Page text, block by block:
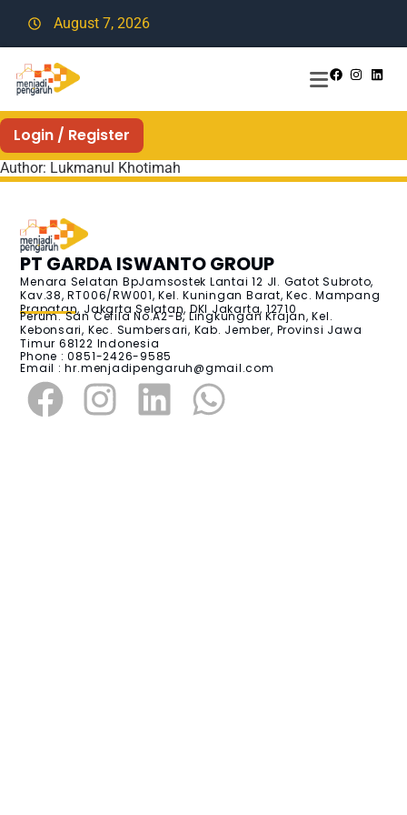
August 7, 2026
Login / Register
Author: Lukmanul Khotimah
PT GARDA ISWANTO GROUP
Menara Selatan BpJamsostek Lantai 12 Jl. Gatot Subroto,
Kav.38, RT006/RW001, Kel. Kuningan Barat, Kec. Mampang
Prapatan, Jakarta Selatan, DKI Jakarta, 12710
Perum. San Cefila No.A2-B, Lingkungan Krajan, Kel.
Kebonsari, Kec. Sumbersari, Kab. Jember, Provinsi Jawa
Timur 68122 Indonesia
Phone : 0851-2426-9585
Email :hr.menjadipengaruh@gmail.com